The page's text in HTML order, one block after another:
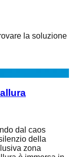
la soluzione
dal caos
della
zona